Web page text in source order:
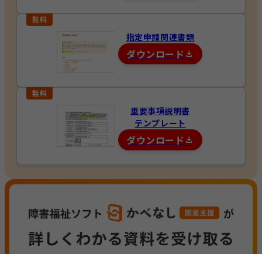
指定申請関連書類
ダウンロード
重要事項説明書
テンプレート
ダウンロード